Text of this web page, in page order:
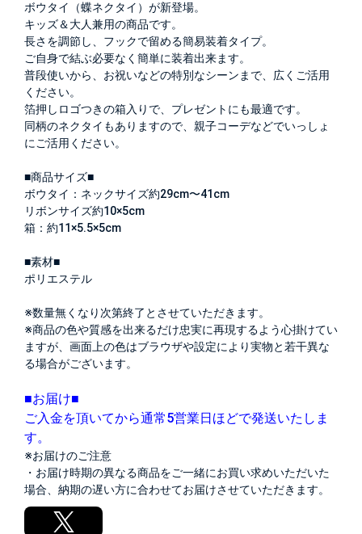
ボウタイ（蝶ネクタイ）が新登場。
キッズ＆大人兼用の商品です。
長さを調節し、フックで留める簡易装着タイプ。
ご自身で結ぶ必要なく簡単に装着出来ます。
普段使いから、お祝いなどの特別なシーンまで、広くご活用
ください。
箔押しロゴつきの箱入りで、プレゼントにも最適です。
同柄のネクタイもありますので、親子コーデなどでいっしょ
にご活用ください。
■商品サイズ■
ボウタイ：ネックサイズ約29cm〜41cm
リボンサイズ約10×5cm
箱：約11×5.5×5cm
■素材■
ポリエステル
※数量無くなり次第終了とさせていただきます。
※商品の色や質感を出来るだけ忠実に再現するよう心掛けてい
ますが、画面上の色はブラウザや設定により実物と若干異な
る場合がございます。
■お届け■
ご入金を頂いてから通常5営業日ほどで発送いたしま
す。
※お届けのご注意
・お届け時期の異なる商品をご一緒にお買い求めいただいた
場合、納期の遅い方に合わせてお届けさせていただきます。